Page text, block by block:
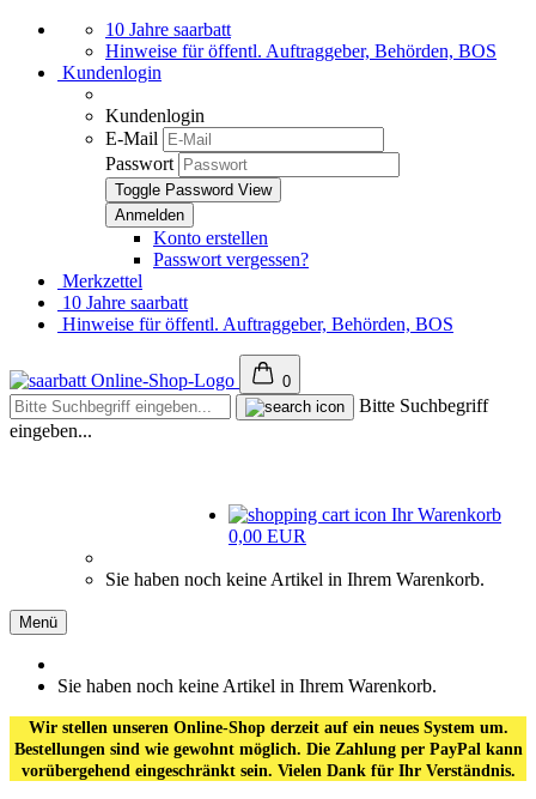
10 Jahre saarbatt
Hinweise für öffentl. Auftraggeber, Behörden, BOS
Kundenlogin
Kundenlogin
E-Mail
Passwort
Toggle Password View
Konto erstellen
Passwort vergessen?
Merkzettel
10 Jahre saarbatt
Hinweise für öffentl. Auftraggeber, Behörden, BOS
0
Bitte Suchbegriff
eingeben...
Ihr Warenkorb
0,00 EUR
Sie haben noch keine Artikel in Ihrem Warenkorb.
Menü
Sie haben noch keine Artikel in Ihrem Warenkorb.
Wir stellen unseren Online-Shop derzeit auf ein neues System um.
Bestellungen sind wie gewohnt möglich. Die Zahlung per PayPal kann
vorübergehend eingeschränkt sein. Vielen Dank für Ihr Verständnis.